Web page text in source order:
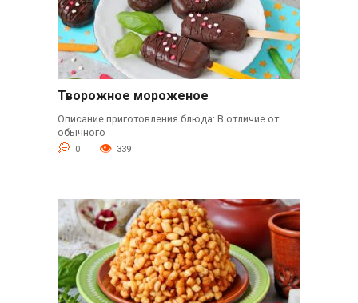
Творожное мороженое
Описание приготовления блюда: В отличие от
обычного
0 339